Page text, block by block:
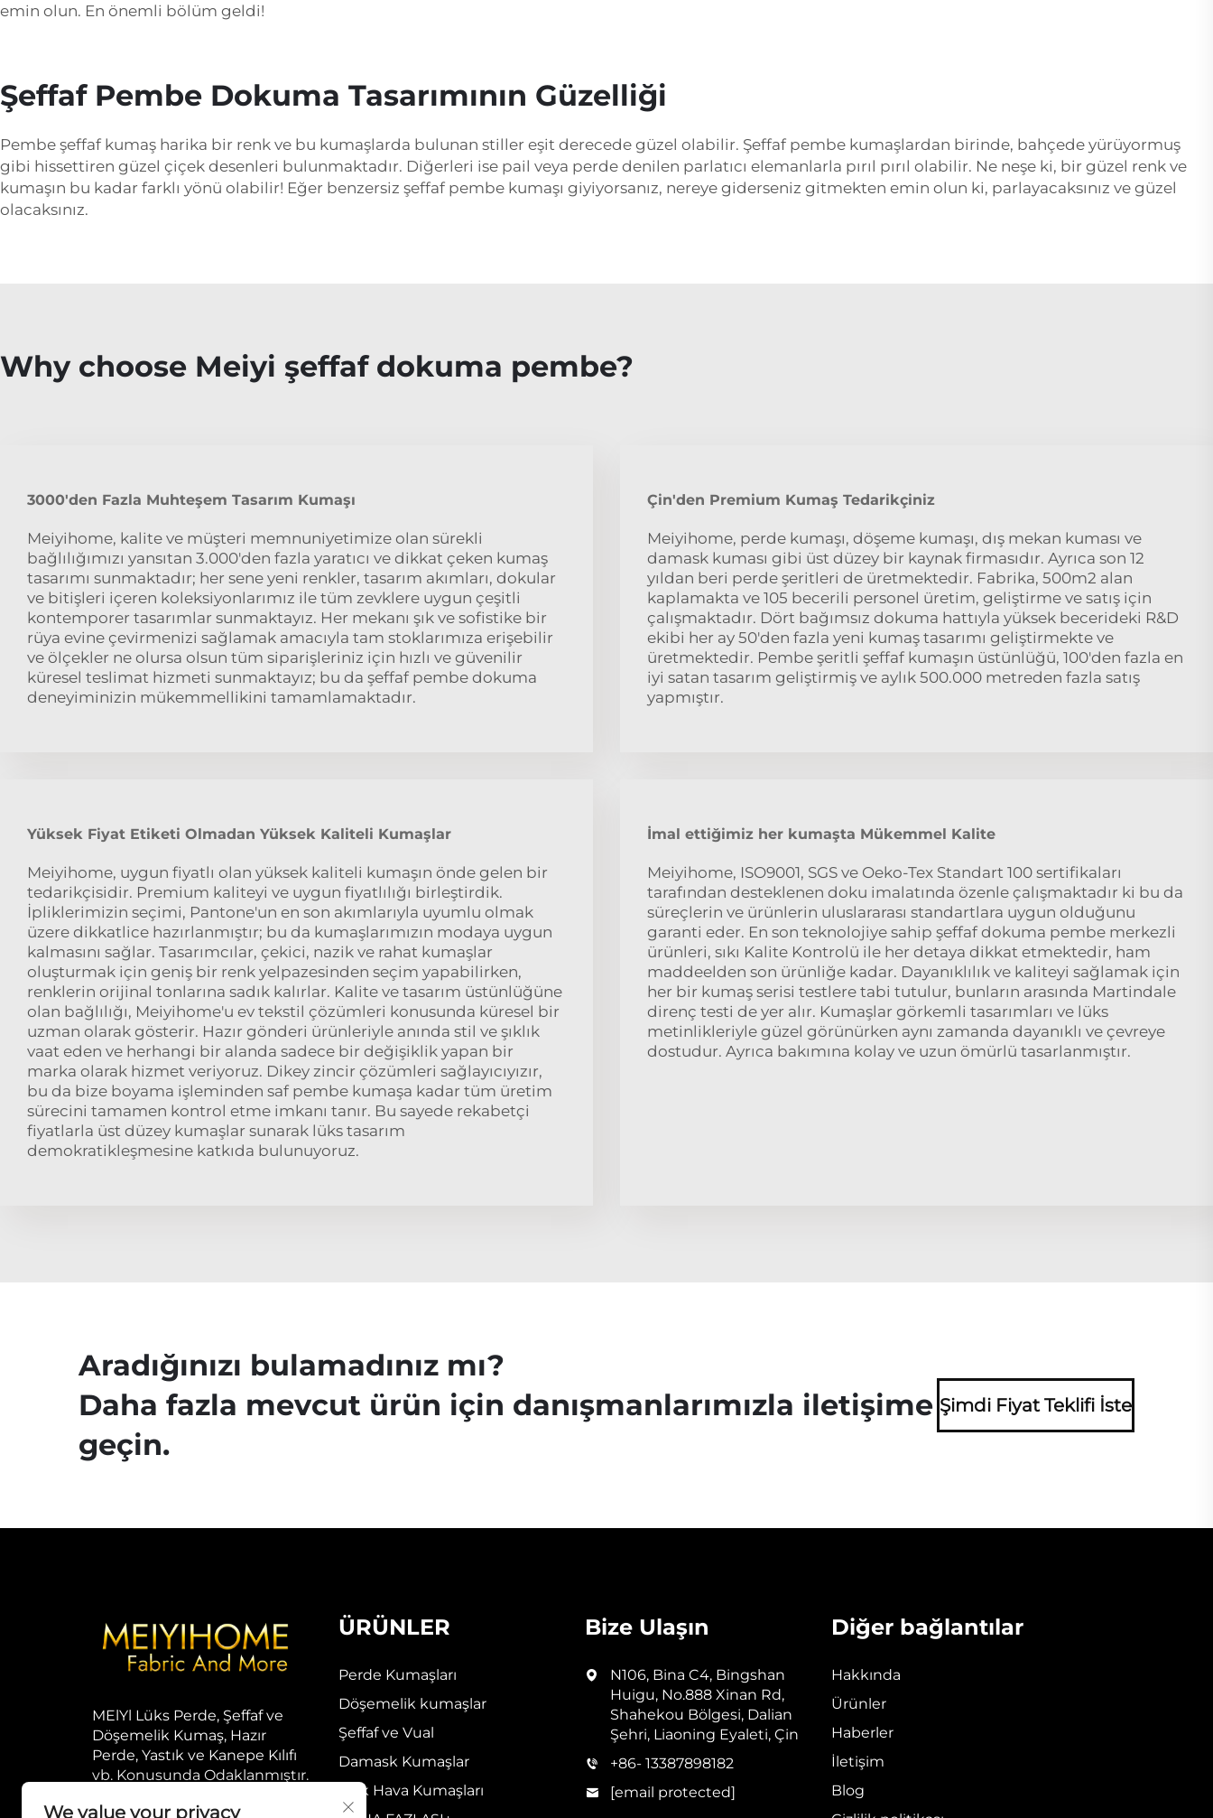
emin olun. En önemli bölüm geldi!
Şeffaf Pembe Dokuma Tasarımının Güzelliği
Pembe şeffaf kumaş harika bir renk ve bu kumaşlarda bulunan stiller eşit derecede güzel olabilir. Şeffaf pembe kumaşlardan birinde, bahçede yürüyormuş
gibi hissettiren güzel çiçek desenleri bulunmaktadır. Diğerleri ise pail veya perde denilen parlatıcı elemanlarla pırıl pırıl olabilir. Ne neşe ki, bir güzel renk ve
kumaşın bu kadar farklı yönü olabilir! Eğer benzersiz şeffaf pembe kumaşı giyiyorsanız, nereye giderseniz gitmekten emin olun ki, parlayacaksınız ve güzel
olacaksınız.
Why choose Meiyi şeffaf dokuma pembe?
3000'den Fazla Muhteşem Tasarım Kumaşı
Meiyihome, kalite ve müşteri memnuniyetimize olan sürekli
bağlılığımızı yansıtan 3.000'den fazla yaratıcı ve dikkat çeken kumaş
tasarımı sunmaktadır; her sene yeni renkler, tasarım akımları, dokular
ve bitişleri içeren koleksiyonlarımız ile tüm zevklere uygun çeşitli
kontemporer tasarımlar sunmaktayız. Her mekanı şık ve sofistike bir
rüya evine çevirmenizi sağlamak amacıyla tam stoklarımıza erişebilir
ve ölçekler ne olursa olsun tüm siparişleriniz için hızlı ve güvenilir
küresel teslimat hizmeti sunmaktayız; bu da şeffaf pembe dokuma
deneyiminizin mükemmellikini tamamlamaktadır.
Çin'den Premium Kumaş Tedarikçiniz
Meiyihome, perde kumaşı, döşeme kumaşı, dış mekan kuması ve
damask kuması gibi üst düzey bir kaynak firmasıdır. Ayrıca son 12
yıldan beri perde şeritleri de üretmektedir. Fabrika, 500m2 alan
kaplamakta ve 105 becerili personel üretim, geliştirme ve satış için
çalışmaktadır. Dört bağımsız dokuma hattıyla yüksek becerideki R&D
ekibi her ay 50'den fazla yeni kumaş tasarımı geliştirmekte ve
üretmektedir. Pembe şeritli şeffaf kumaşın üstünlüğü, 100'den fazla en
iyi satan tasarım geliştirmiş ve aylık 500.000 metreden fazla satış
yapmıştır.
Yüksek Fiyat Etiketi Olmadan Yüksek Kaliteli Kumaşlar
Meiyihome, uygun fiyatlı olan yüksek kaliteli kumaşın önde gelen bir
tedarikçisidir. Premium kaliteyi ve uygun fiyatlılığı birleştirdik.
İpliklerimizin seçimi, Pantone'un en son akımlarıyla uyumlu olmak
üzere dikkatlice hazırlanmıştır; bu da kumaşlarımızın modaya uygun
kalmasını sağlar. Tasarımcılar, çekici, nazik ve rahat kumaşlar
oluşturmak için geniş bir renk yelpazesinden seçim yapabilirken,
renklerin orijinal tonlarına sadık kalırlar. Kalite ve tasarım üstünlüğüne
olan bağlılığı, Meiyihome'u ev tekstil çözümleri konusunda küresel bir
uzman olarak gösterir. Hazır gönderi ürünleriyle anında stil ve şıklık
vaat eden ve herhangi bir alanda sadece bir değişiklik yapan bir
marka olarak hizmet veriyoruz. Dikey zincir çözümleri sağlayıcıyızır,
bu da bize boyama işleminden saf pembe kumaşa kadar tüm üretim
sürecini tamamen kontrol etme imkanı tanır. Bu sayede rekabetçi
fiyatlarla üst düzey kumaşlar sunarak lüks tasarım
demokratikleşmesine katkıda bulunuyoruz.
İmal ettiğimiz her kumaşta Mükemmel Kalite
Meiyihome, ISO9001, SGS ve Oeko-Tex Standart 100 sertifikaları
tarafından desteklenen doku imalatında özenle çalışmaktadır ki bu da
süreçlerin ve ürünlerin uluslararası standartlara uygun olduğunu
garanti eder. En son teknolojiye sahip şeffaf dokuma pembe merkezli
ürünleri, sıkı Kalite Kontrolü ile her detaya dikkat etmektedir, ham
maddeelden son ürünliğe kadar. Dayanıklılık ve kaliteyi sağlamak için
her bir kumaş serisi testlere tabi tutulur, bunların arasında Martindale
direnç testi de yer alır. Kumaşlar görkemli tasarımları ve lüks
metinlikleriyle güzel görünürken aynı zamanda dayanıklı ve çevreye
dostudur. Ayrıca bakımına kolay ve uzun ömürlü tasarlanmıştır.
Aradığınızı bulamadınız mı?
Daha fazla mevcut ürün için danışmanlarımızla iletişime
geçin.
Şimdi Fiyat Teklifi İste
MElYl Lüks Perde, Şeffaf ve
Döşemelik Kumaş, Hazır
Perde, Yastık ve Kanepe Kılıfı
vb. Konusunda Odaklanmıştır.
ÜRÜNLER
Perde Kumaşları
Döşemelik kumaşlar
Şeffaf ve Vual
Damask Kumaşlar
Açık Hava Kumaşları
Bize Ulaşın
N106, Bina C4, Bingshan
Huigu, No.888 Xinan Rd,
Shahekou Bölgesi, Dalian
Şehri, Liaoning Eyaleti, Çin
+86- 13387898182
[email protected]
Diğer bağlantılar
Hakkında
Ürünler
Haberler
İletişim
Blog
We value your privacy